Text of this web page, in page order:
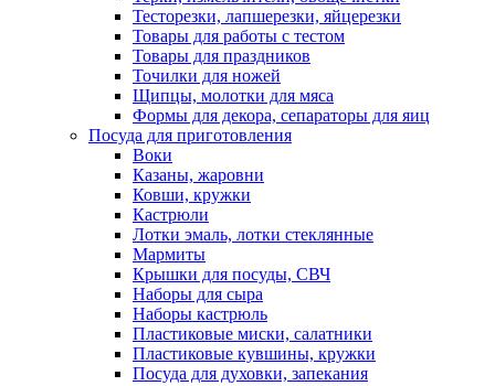
Тесторезки, лапшерезки, яйцерезки
Товары для работы с тестом
Товары для праздников
Точилки для ножей
Щипцы, молотки для мяса
Формы для декора, сепараторы для яиц
Посуда для приготовления
Воки
Казаны, жаровни
Ковши, кружки
Кастрюли
Лотки эмаль, лотки стеклянные
Мармиты
Крышки для посуды, СВЧ
Наборы для сыра
Наборы кастрюль
Пластиковые миски, салатники
Пластиковые кувшины, кружки
Посуда для духовки, запекания